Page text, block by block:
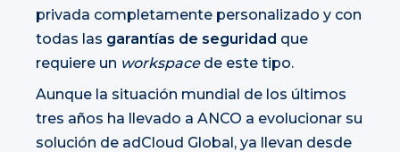
privada completamente personalizado y con
todas las garantías de seguridad que
requiere un workspacede este tipo.
Aunque la situación mundial de los últimos
tres años ha llevado a ANCO a evolucionar su
solución de adCloud Global, ya llevan desde